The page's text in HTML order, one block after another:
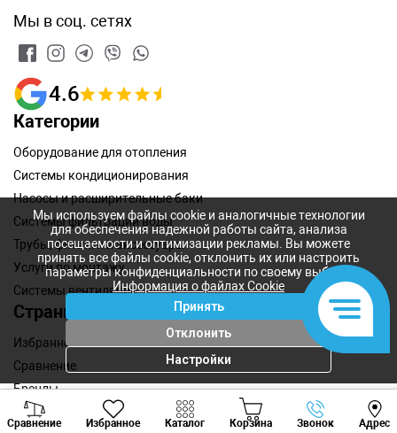
Мы в соц. сетях
4.6
Категории
Оборудование для отопления
Системы кондиционирования
Насосы и расширительные баки
Системы фильтрации воды
Трубы, фитинги и аксессуары
Услуги по монтажу
Системы вентиляции
Страницы
Избранное
Сравнение
Бренды
Оплата и доставка
Сравнение Избранное Каталог Корзина Звонок Адрес
Viber Whatsapp
Мы используем файлы cookie и аналогичные технологии
для обеспечения надежной работы сайта, анализа
посещаемости и оптимизации рекламы. Вы можете
принять все файлы cookie, отклонить их или настроить
параметры конфиденциальности по своему выбору.
Информация о файлах Cookie
Принять
Отклонить
Настройки